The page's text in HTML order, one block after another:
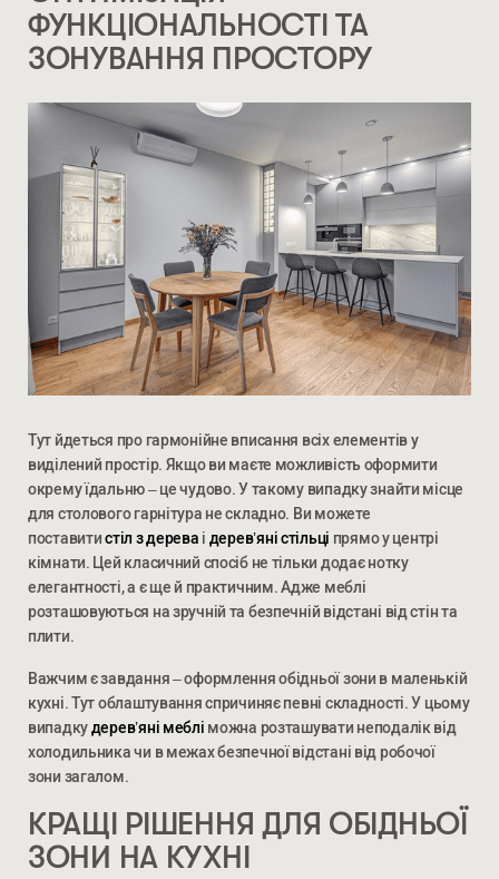
ФУНКЦІОНАЛЬНОСТІ ТА
ЗОНУВАННЯ ПРОСТОРУ
Тут йдеться про гармонійне вписання всіх елементів у
виділений простір. Якщо ви маєте можливість оформити
окрему їдальню – це чудово. У такому випадку знайти місце
для столового гарнітура не складно. Ви можете
поставитистіл з дерева і дерев’яні стільці прямо у центрі
кімнати. Цей класичний спосіб не тільки додає нотку
елегантності, а є ще й практичним. Адже меблі
розташовуються на зручній та безпечній відстані від стін та
плити.
Важчим є завдання – оформлення обідньої зони в маленькій
кухні. Тут облаштування спричиняє певні складності. У цьому
випадкудерев’яні меблі можна розташувати неподалік від
холодильника чи в межах безпечної відстані від робочої
зони загалом.
КРАЩІ РІШЕННЯ ДЛЯ ОБІДНЬОЇ
ЗОНИ НА КУХНІ
Ми відкриті для співпраці з компаніями, які займаються
облаштуванням житлової та комерційної нерухомості
ВВЕДІТЬ ВАШЕ ПРІЗВИЩЕ ТА ІМ’Я *
НОМЕР ТЕЛЕФОНУ *
СТАТИ ПАРТНЕРОМ * — обов’язкові поля
персональних даних